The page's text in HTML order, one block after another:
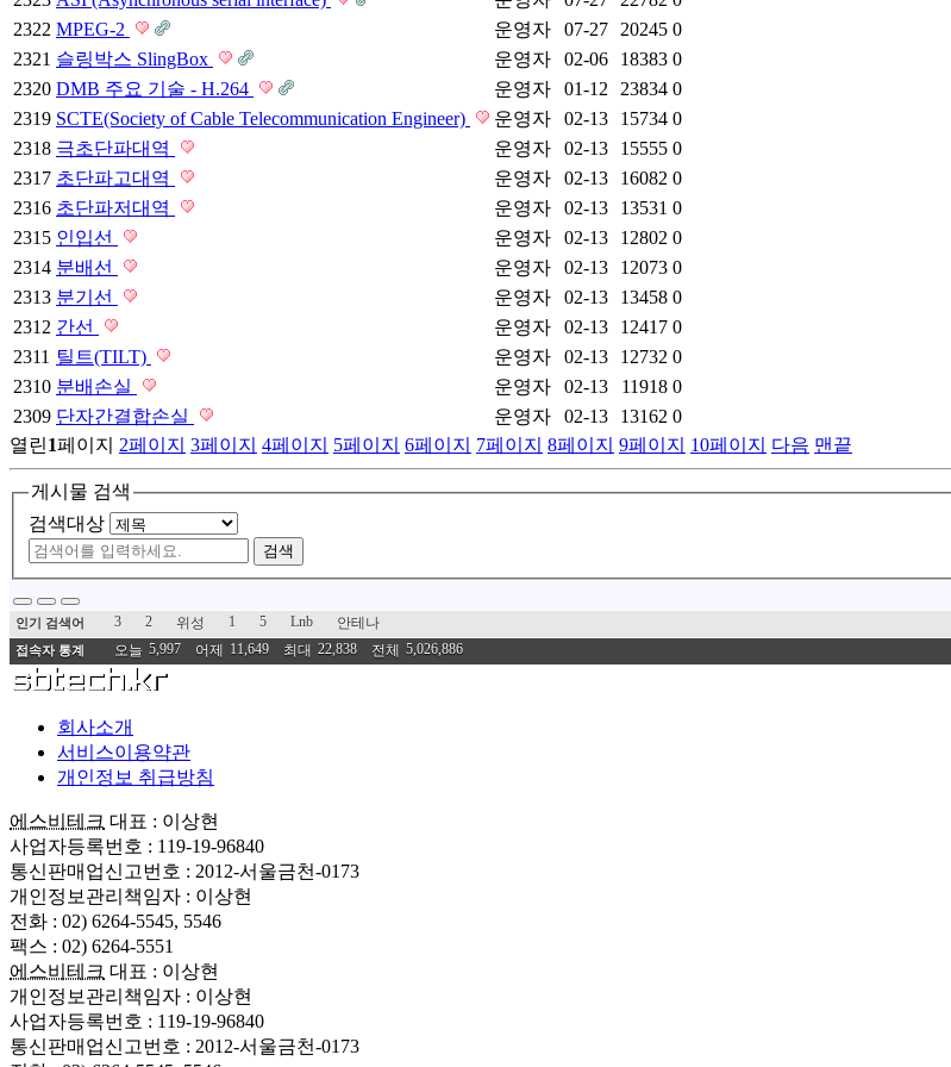
2322 MPEG-2 운영자 07-27 20245 0
2321 슬링박스 SlingBox 운영자 02-06 18383 0
2320 DMB 주요 기술 - H.264 운영자 01-12 23834 0
2319 SCTE(Society of Cable Telecommunication Engineer) 운영자 02-13 15734 0
2318 극초단파대역 운영자 02-13 15555 0
2317 초단파고대역 운영자 02-13 16082 0
2316 초단파저대역 운영자 02-13 13531 0
2315 인입선 운영자 02-13 12802 0
2314 분배선 운영자 02-13 12073 0
2313 분기선 운영자 02-13 13458 0
2312 간선 운영자 02-13 12417 0
2311 틸트(TILT) 운영자 02-13 12732 0
2310 분배손실 운영자 02-13 11918 0
2309 단자간결합손실 운영자 02-13 13162 0
열린1페이지 2페이지 3페이지 4페이지 5페이지 6페이지 7페이지 8페이지 9페이지 10페이지 다음 맨끝
게시물 검색
검색대상
검색
인기 검색어 3 2 위성 1 5 Lnb 안테나
접속자 통계 오늘 5,997 어제 11,649 최대 22,838 전체 5,026,886
회사소개
서비스이용약관
개인정보 취급방침
에스비테크 대표 : 이상현
사업자등록번호 : 119-19-96840
통신판매업신고번호 : 2012-서울금천-0173
개인정보관리책임자 : 이상현
전화 : 02) 6264-5545, 5546
팩스 : 02) 6264-5551
에스비테크 대표 : 이상현
개인정보관리책임자 : 이상현
사업자등록번호 : 119-19-96840
통신판매업신고번호 : 2012-서울금천-0173